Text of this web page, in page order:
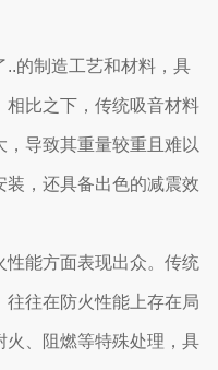
的制造工艺和材料，具
相比之下，传统吸音材料
导致其重量较重且难以
，还具备出色的减震效
性能方面表现出众。传统
往往在防火性能上存在局
火、阻燃等特殊处理，具